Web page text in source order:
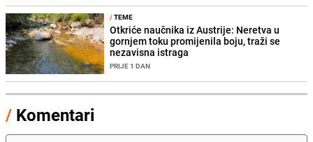
/TEME
Otkriće naučnika iz Austrije: Neretva u
gornjem toku promijenila boju, traži se
nezavisna istraga
PRIJE 1 DAN
/ Komentari